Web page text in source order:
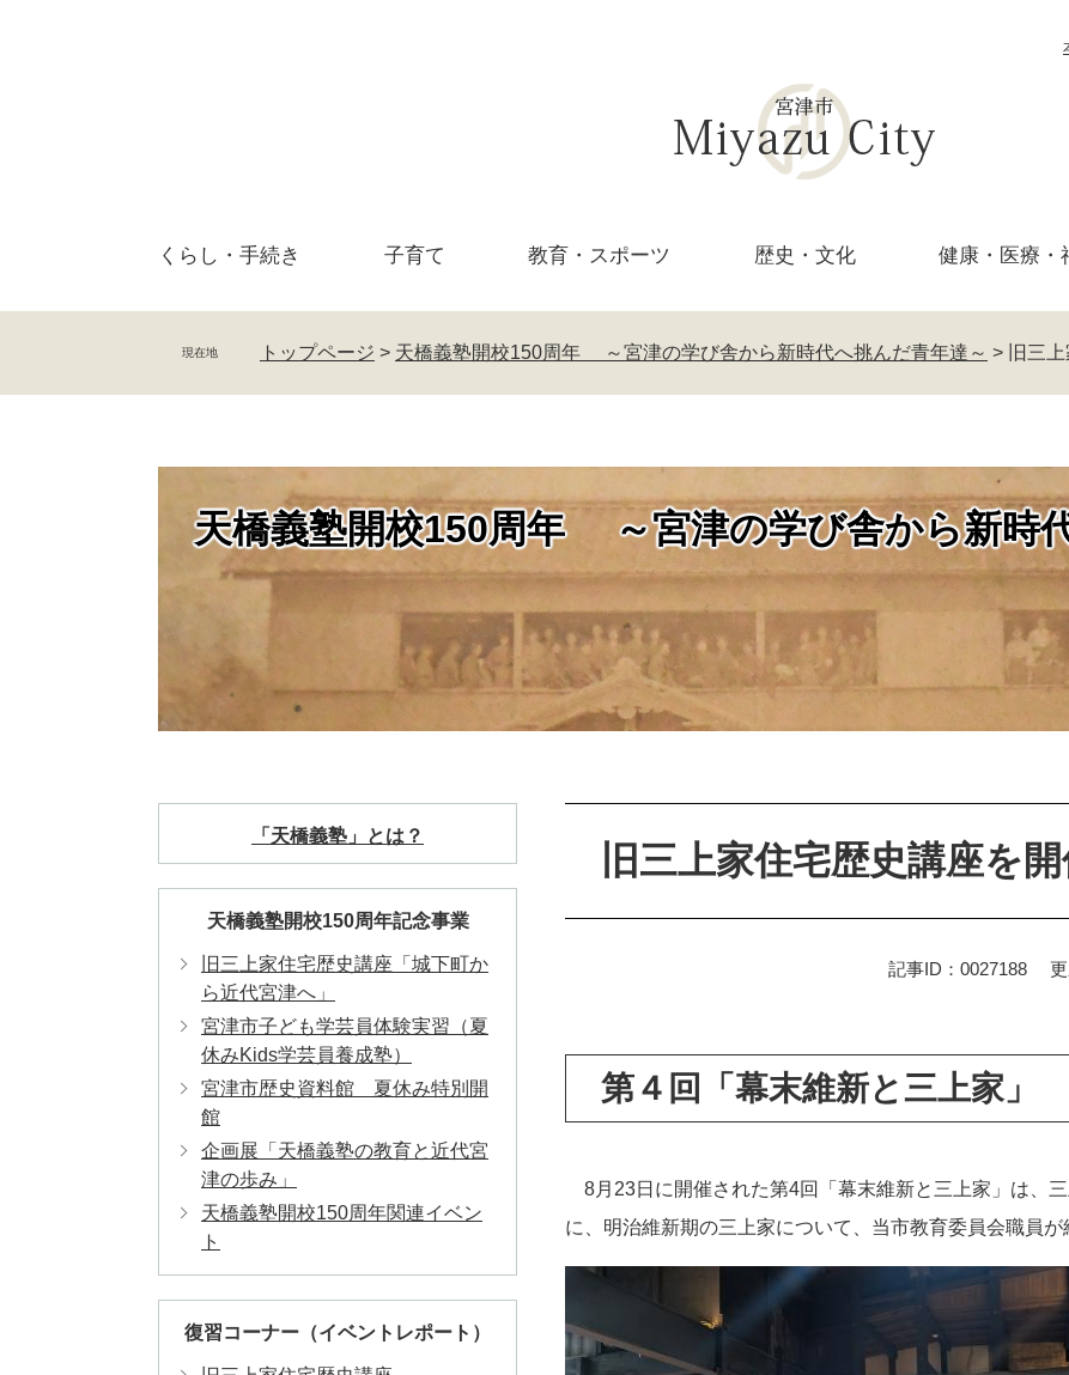
くらし・ 手続き 子育て 教育・ スポーツ 歴史・文化 健康・医療・
現在地 トップページ > 天橋義塾開校150周年 ～宮津の学び舎から新時代へ挑んだ青年達～ > 旧三
天橋義塾開校150周年 ～宮津の学び舎から新時
旧三上家住宅歴史講座を
記事ID：0027188
第４回「幕末維新と三上家」
8月23日に開催された第4回「幕末維新と三上家」は、
に、明治維新期の三上家について、当市教育委員会職員が
「天橋義塾」とは？
天橋義塾開校150周年記念事業
旧三上家住宅歴史講座「城下町か
ら近代宮津へ」
宮津市子ども学芸員体験実習（夏
休みKids学芸員養成塾）
宮津市歴史資料館 夏休み特別開
館
企画展「天橋義塾の教育と近代宮
津の歩み」
天橋義塾開校150周年関連イベン
ト
復習コーナー（イベントレポート）